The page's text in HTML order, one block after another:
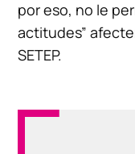
por eso, no le
actitudes”
SETEP.